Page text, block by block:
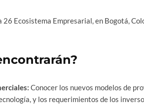
Ecosistema Empresarial, en Bogotá,
Conocer los nuevos modelos de
y los requerimientos de los